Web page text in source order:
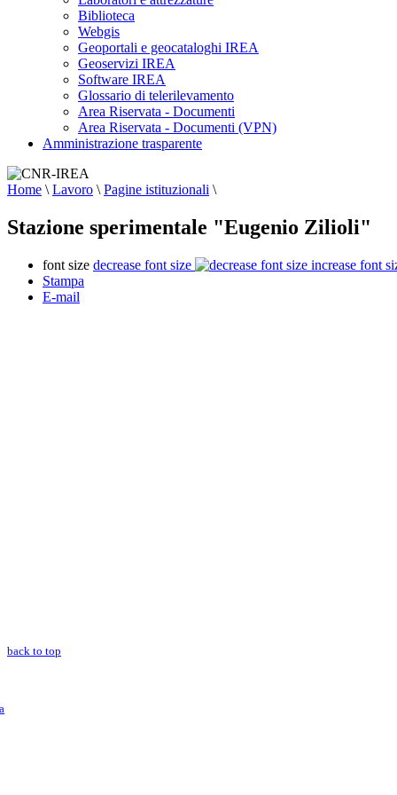
Biblioteca
Webgis
Geoportali e geocataloghi IREA
Geoservizi IREA
Software IREA
Glossario di telerilevamento
Area Riservata - Documenti
Area Riservata - Documenti (VPN)
Amministrazione trasparente
Home \ Lavoro \ Pagine istituzionali \
Stazione sperimentale "Eugenio Zilioli"
font size decrease font size
increase font
Stampa
E-mail
back to top